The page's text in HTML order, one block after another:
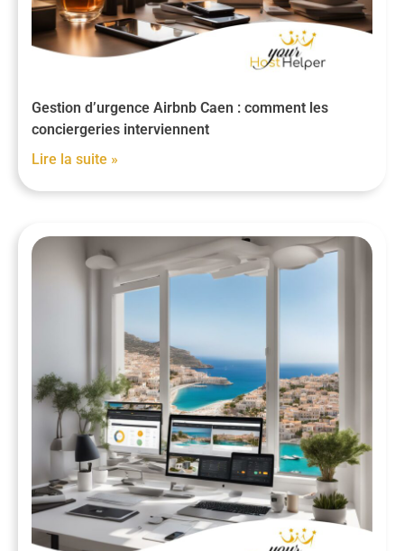
Gestion d’urgence Airbnb Caen : comment les
conciergeries interviennent
Lire la suite »